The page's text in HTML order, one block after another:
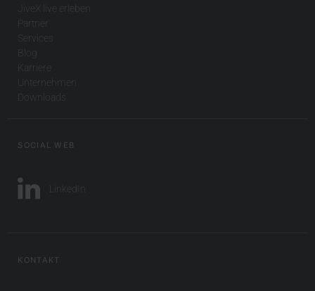
JiveX live erleben
Partner
Services
Blog
Karriere
Unternehmen
Downloads
SOCIAL WEB
LinkedIn
KONTAKT